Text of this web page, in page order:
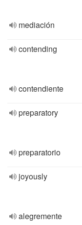
mediación
contending
contendiente
preparatory
preparatorio
joyously
alegremente